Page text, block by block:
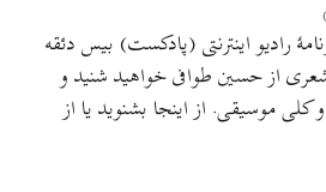
)
رادیو اینترنتی (پادکست) بیس دئقه
از حسین طوافی خواهید شنید و
موسیقی. از اینجا بشنوید یا از
قدئنه) با صدای علی نوری –